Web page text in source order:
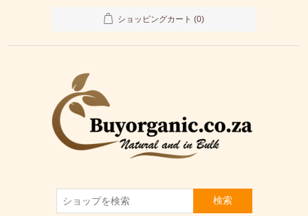
ショッピングカート (0)
検索